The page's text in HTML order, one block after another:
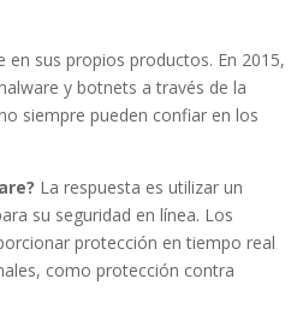
sus propios productos. En 2015,
y botnets a través de la
siempre pueden confiar en los
La respuesta es utilizar un
su seguridad en línea. Los
protección en tiempo real
como protección contra